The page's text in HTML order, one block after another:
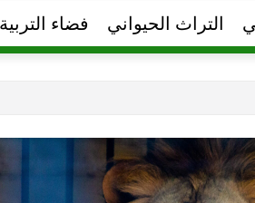
التراث الحیواني فضاء التربية